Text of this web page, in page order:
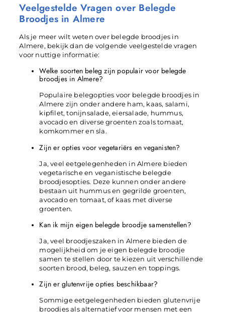
Veelgestelde Vragen over Belegde
Broodjes in Almere
Als je meer wilt weten over belegde broodjes in
Almere, bekijk dan de volgende veelgestelde vragen
voor nuttige informatie:
Welke soorten beleg zijn populair voor belegde
broodjes in Almere?
Populaire belegopties voor belegde broodjes in
Almere zijn onder andere ham, kaas, salami,
kipfilet, tonijnsalade, eiersalade, hummus,
avocado en diverse groenten zoals tomaat,
komkommer en sla.
Zijn er opties voor vegetariërs en veganisten?
Ja, veel eetgelegenheden in Almere bieden
vegetarische en veganistische belegde
broodjesopties. Deze kunnen onder andere
bestaan uit hummus en gegrilde groenten,
avocado en tomaat, of kaas met diverse
groenten.
Kan ik mijn eigen belegde broodje samenstellen?
Ja, veel broodjeszaken in Almere bieden de
mogelijkheid om je eigen belegde broodje
samen te stellen door te kiezen uit verschillende
soorten brood, beleg, sauzen en toppings.
Zijn er glutenvrije opties beschikbaar?
Sommige eetgelegenheden bieden glutenvrije
broodjes als alternatief voor mensen met een